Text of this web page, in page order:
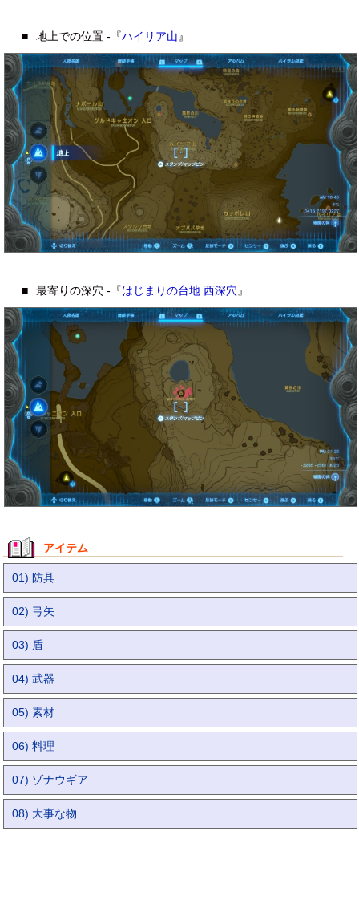
■ 地上での位置 -『ハイリア山 』
■ 最寄りの深穴 -『はじまりの台地 西深穴 』
アイテム
01) 防具
02) 弓矢
03) 盾
04) 武器
05) 素材
06) 料理
07) ゾナウギア
08) 大事な物